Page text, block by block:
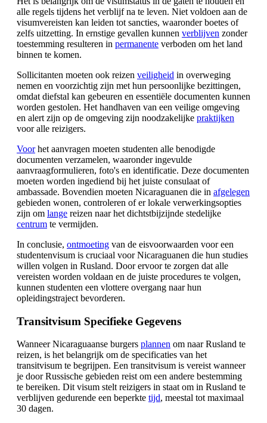
alle regels tijdens het verblijf na te leven. Niet voldoen aan de
visumvereisten kan leiden tot sancties, waaronder boetes of
zelfs uitzetting. In ernstige gevallen kunnen verblijven zonder
toestemming resulteren in permanente verboden om het land
binnen te komen.
Sollicitanten moeten ook reizen veiligheid in overweging
nemen en voorzichtig zijn met hun persoonlijke bezittingen,
omdat diefstal kan gebeuren en essentiële documenten kunnen
worden gestolen. Het handhaven van een veilige omgeving
en alert zijn op de omgeving zijn noodzakelijke praktijken
voor alle reizigers.
Voorhet aanvragen moeten studenten alle benodigde
documenten verzamelen, waaronder ingevulde
aanvraagformulieren, foto's en identificatie. Deze documenten
moeten worden ingediend bij het juiste consulaat of
ambassade. Bovendien moeten Nicaraguanen die in afgelegen
gebieden wonen, controleren of er lokale verwerkingsopties
zijn om lange reizen naar het dichtstbijzijnde stedelijke
centrum te vermijden.
In conclusie, ontmoeting van de eisvoorwaarden voor een
studentenvisum is cruciaal voor Nicaraguanen die hun studies
willen volgen in Rusland. Door ervoor te zorgen dat alle
vereisten worden voldaan en de juiste procedures te volgen,
kunnen studenten een vlottere overgang naar hun
opleidingstraject bevorderen.
Transitvisum Specifieke Gegevens
Wanneer Nicaraguaanse burgers plannen om naar Rusland te
reizen, is het belangrijk om de specificaties van het
transitvisum te begrijpen. Een transitvisum is vereist wanneer
je door Russische gebieden reist om een andere bestemming
te bereiken. Dit visum stelt reizigers in staat om in Rusland te
verblijven gedurende een beperkte tijd, meestal tot maximaal
30 dagen.